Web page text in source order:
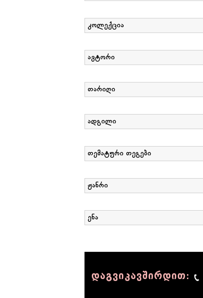
კოლექცია
ავტორი
თარიღი
ადგილი
თემატური თეგები
ჟანრი
ენა
დაგვიკავშირდით: